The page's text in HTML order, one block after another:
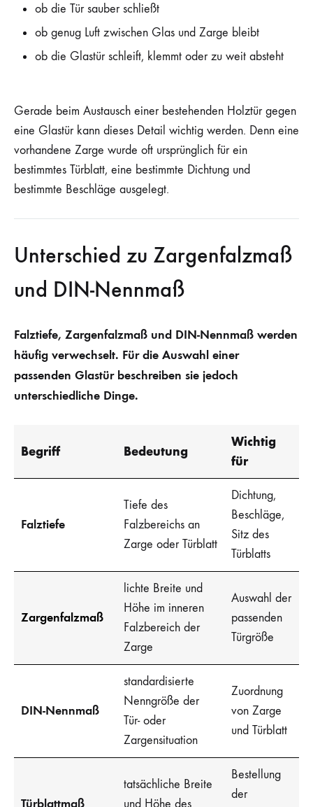
ob die Tür sauber schließt
ob genug Luft zwischen Glas und Zarge bleibt
ob die Glastür schleift, klemmt oder zu weit absteht
Gerade beim Austausch einer bestehenden Holztür gegen
eine Glastür kann dieses Detail wichtig werden. Denn eine
vorhandene Zarge wurde oft ursprünglich für ein
bestimmtes Türblatt, eine bestimmte Dichtung und
bestimmte Beschläge ausgelegt.
Unterschied zu Zargenfalzmaß
und DIN-Nennmaß
Falztiefe, Zargenfalzmaß und DIN-Nennmaß werden
häufig verwechselt. Für die Auswahl einer
passenden Glastür beschreiben sie jedoch
unterschiedliche Dinge.
Begriff Bedeutung
Wichtig
für
Falztiefe
Tiefe des
Falzbereichs an
Zarge oder Türblatt
Dichtung,
Beschläge,
Sitz des
Türblatts
Zargenfalzmaß
lichte Breite und
Höhe im inneren
Falzbereich der
Zarge
Auswahl der
passenden
Türgröße
DIN-Nennmaß
standardisierte
Nenngröße der
Tür- oder
Zargensituation
Zuordnung
von Zarge
und Türblatt
Türblattmaß
tatsächliche Breite
und Höhe des
Bestellung
der